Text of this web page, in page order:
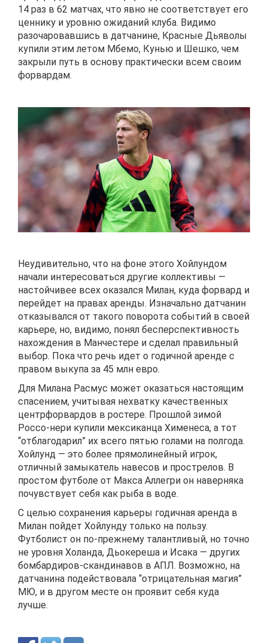
14 раз в 62 матчах, что явно не соответствует его
ценнику и уровню ожиданий клуба. Видимо
разочаровавшись в датчанине, Красные Дьяволы
купили этим летом Мбемо, Кунью и Шешко, чем
закрыли путь в основу практически всем своим
форвардам.
Неудивительно, что на фоне этого Хойлундом
начали интересоваться другие коллективы —
настойчивее всех оказался Милан, куда форвард и
перейдет на правах аренды. Изначально датчанин
отказывался от такого поворота событий в своей
карьере, но, видимо, понял бесперспективность
нахождения в Манчестере и сделал правильный
выбор. Пока что речь идет о годичной аренде с
правом выкупа за 45 млн евро.
Для Милана Расмус может оказаться настоящим
спасением, учитывая нехватку качественных
центрфорвардов в ростере. Прошлой зимой
Россо-нери купили мексиканца Хименеса, а тот
“отблагодарил” их всего пятью голами на полгода.
Хойлунд — это более прямолинейный игрок,
отличный замыкатель навесов и прострелов. В
простом футболе от Макса Аллегри он наверняка
почувствует себя как рыба в воде.
С целью сохранения карьеры годичная аренда в
Милан пойдет Хойлунду только на пользу.
Футболист он по-прежнему талантливый, но точно
не уровня Холанда, Дьокереша и Исака — других
бомбардиров-скандинавов в АПЛ. Возможно, на
датчанина подействовала “отрицательная магия”
МЮ, и в другом месте он проявит себя куда
лучше.